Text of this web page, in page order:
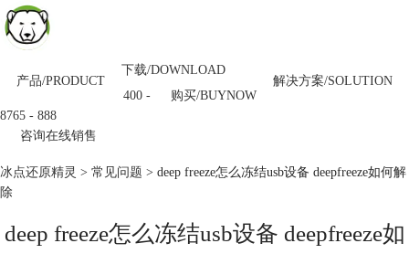
产品/PRODUCT 解决方案/SOLUTION
下载/DOWNLOAD
购买/BUYNOW
400 -
8765 - 888
咨询在线销售
冰点还原精灵 > 常见问题 > deep freeze怎么冻结usb设备 deepfreeze如何解
除
deep freeze怎么冻结usb设备 deepfreeze如